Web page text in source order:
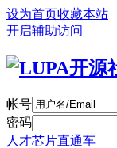
设为首页收藏本站
开启辅助访问
帐号
密码
人才芯片直通车